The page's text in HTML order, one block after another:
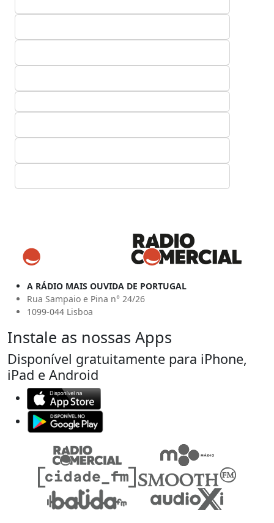
A RÁDIO MAIS OUVIDA DE PORTUGAL
Rua Sampaio e Pina n° 24/26
1099-044 Lisboa
Instale as nossas Apps
Disponível gratuitamente para iPhone,
iPad e Android